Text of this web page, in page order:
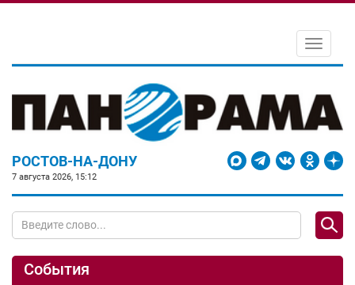
Toggle
РОСТОВ-НА-ДОНУ
7 августа 2026, 15:12
События